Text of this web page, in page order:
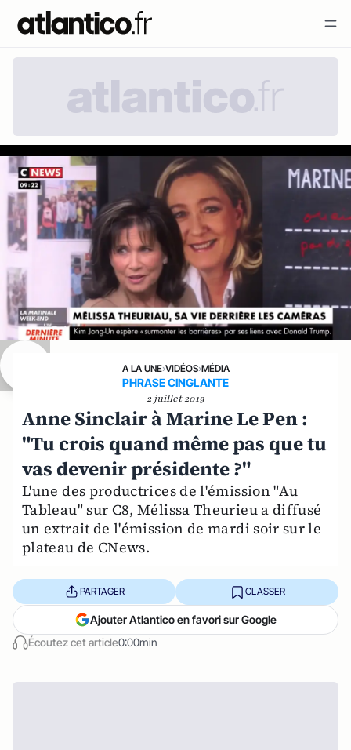
A LA UNE›VIDÉOS›MÉDIA
PHRASE CINGLANTE
2 juillet 2019
Anne Sinclair à Marine Le Pen :
"Tu crois quand même pas que tu
vas devenir présidente ?"
L'une des productrices de l'émission "Au
Tableau" sur C8, Mélissa Theurieu a diffusé
un extrait de l'émission de mardi soir sur le
plateau de CNews.
Écoutez cet article0:00min
PARTAGER CLASSER
Ajouter Atlantico en favori sur Google